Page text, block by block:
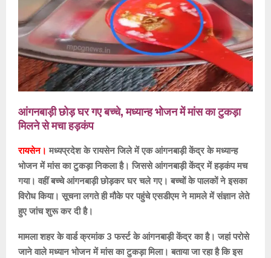
आंगनबाड़ी छोड़ घर गए बच्चे, मध्यान्ह भोजन में मांस का टुकड़ा
मिलने से मचा हड़कंप
रायसेन। मध्यप्रदेश के रायसेन जिले में एक आंगनबाड़ी केंद्र के मध्यान्ह
भोजन में मांस का टुकड़ा निकला है। जिससे आंगनबाड़ी केंद्र में हड़कंप मच
गया। वहीं बच्चे आंगनबाड़ी छोड़कर घर चले गए। बच्चों के पालकों ने इसका
विरोध किया। सूचना लगते ही मौके पर पहुंचे एसडीएम ने मामले में संज्ञान लेते
हुए जांच शुरू कर दी है।
मामला शहर के वार्ड क्रमांक 3 फर्स्ट के आंगनबाड़ी केंद्र का है। जहां परोसे
जाने वाले मध्यान भोजन में मांस का टुकड़ा मिला। बताया जा रहा है कि इस